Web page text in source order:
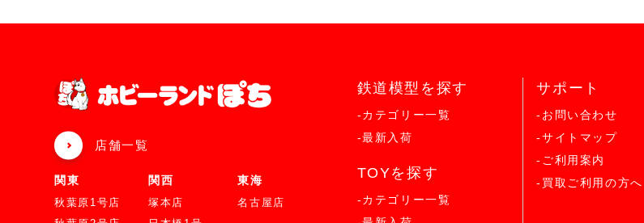
店舗一覧
関東
秋葉原1号店
関西
塚本店
東海
名古屋店
鉄道模型を探す
-カテゴリー一覧
-最新入荷
TOYを探す
-カテゴリー一覧
サポート
-お問い合わせ
-サイトマップ
-ご利用案内
-買取ご利用の方へ